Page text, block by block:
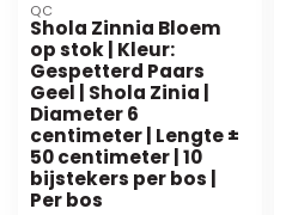
QC
Shola Zinnia Bloem
op stok | Kleur:
Gespetterd Paars
Geel | Shola Zinia |
Diameter 6
centimeter | Lengte ±
50 centimeter | 10
bijstekers per bos |
Per bos